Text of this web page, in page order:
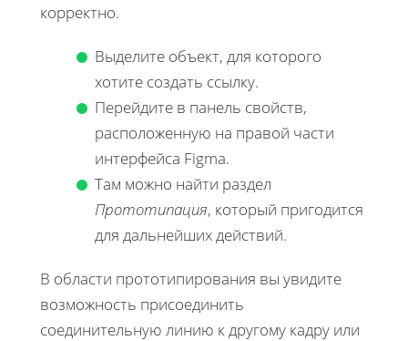
корректно.
Выделите объект, для которого
хотите создать ссылку.
Перейдите в панель свойств,
расположенную на правой части
интерфейса Figma.
Там можно найти раздел
Прототипация, который пригодится
для дальнейших действий.
В области прототипирования вы увидите
возможность присоединить
соединительную линию к другому кадру или